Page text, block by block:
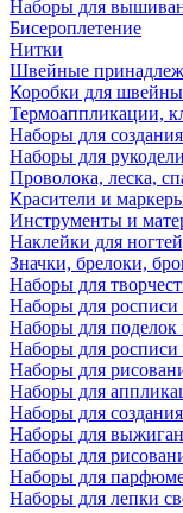
Наборы для
Бисероплетение
Нитки
Швейные
Коробки для
Термоаппликации,
Наборы для
Наборы для
Проволока, леска,
Красители и
Инструменты и
Наклейки для
Значки, брелоки,
Наборы для
Наборы для росписи
Наборы для поделок
Наборы для росписи
Наборы для
Наборы для
Наборы для
Наборы для
Наборы для
Наборы для
Наборы для лепки